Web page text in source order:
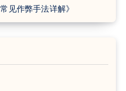
见作弊手法详解》